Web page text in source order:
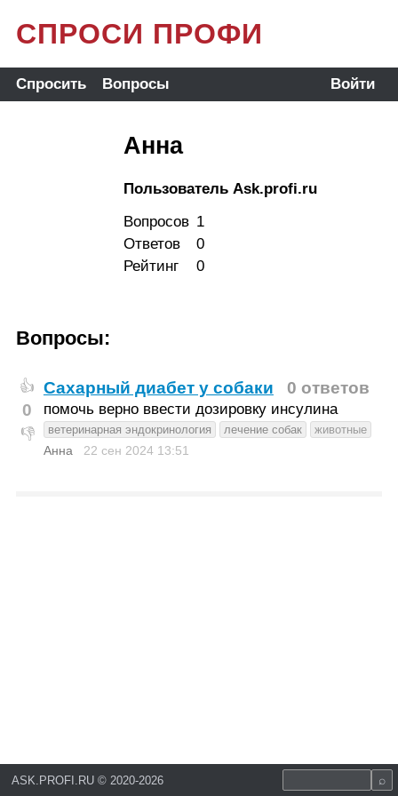
СПРОСИ ПРОФИ
Спросить Вопросы Войти
Анна
Пользователь Ask.profi.ru
Вопросов 1
Ответов
0
Рейтинг
0
Вопросы:
👍
0
👎
Сахарный диабет у собаки 0 ответов
помочь верно ввести дозировку инсулина
ветеринарная эндокринология лечение собак животные
Анна 22 сен 2024 13:51
ASK.PROFI.RU © 2020-2026